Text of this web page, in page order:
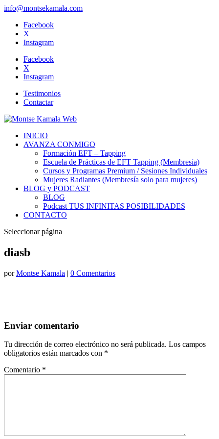
info@montsekamala.com
Facebook
X
Instagram
Facebook
X
Instagram
Testimonios
Contactar
INICIO
AVANZA CONMIGO
Formación EFT – Tapping
Escuela de Prácticas de EFT Tapping (Membresía)
Cursos y Programas Premium / Sesiones Individuales
Mujeres Radiantes (Membresía solo para mujeres)
BLOG y PODCAST
BLOG
Podcast TUS INFINITAS POSIBILIDADES
CONTACTO
Seleccionar página
diasb
porMontse Kamala | 0 Comentarios
Enviar comentario
Tu dirección de correo electrónico no será publicada. Los campos
obligatorios están marcados con *
Comentario *